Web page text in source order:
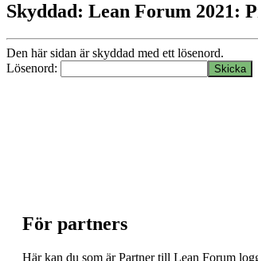
Skyddad: Lean Forum 2021:
Den här sidan är skyddad med ett lösenord.
Lösenord:
För partners
Här kan du som är Partner till Lean Forum